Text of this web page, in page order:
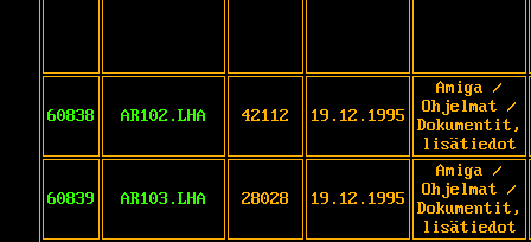
60838 AR102.LHA 42112 19.12.1995
Amiga /
Ohjelmat /
Dokumentit,
lisätiedot
60839 AR103.LHA 28028 19.12.1995
Amiga /
Ohjelmat /
Dokumentit,
lisätiedot